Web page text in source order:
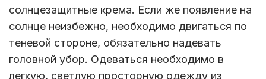
солнцезащитные крема. Если же появление на
солнце неизбежно, необходимо двигаться по
теневой стороне, обязательно надевать
головной убор. Одеваться необходимо в
легкую, светлую просторную одежду из